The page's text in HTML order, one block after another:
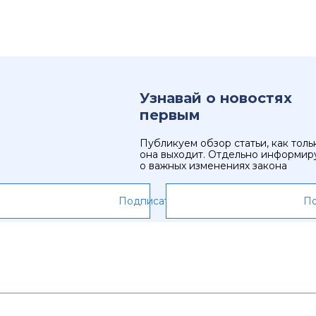
Узнавай о новостях
первым
Публикуем обзор статьи, как
она выходит. Отдельно
о важных изменениях закона
Подписаться